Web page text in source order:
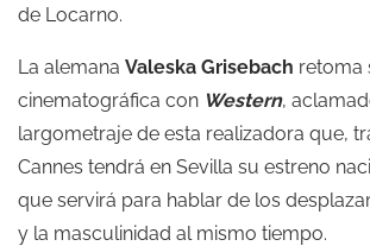
de Locarno.
La alemana Valeska Grisebach retoma
cinematográfica con Western,
largometraje de esta realizadora que,
Cannes tendrá en Sevilla su estreno
que servirá para hablar de los
y la masculinidad al mismo tiempo.